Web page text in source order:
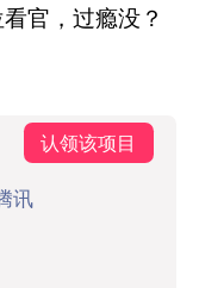
官，过瘾没？
认领该项目
讯